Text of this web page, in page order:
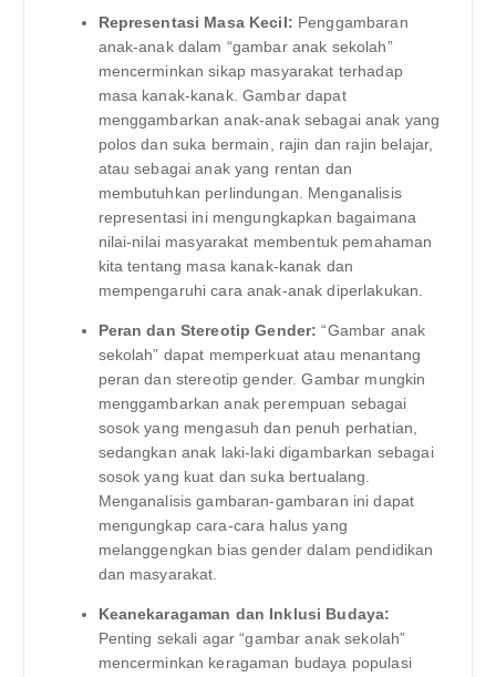
Representasi Masa Kecil: Penggambaran
anak-anak dalam “gambar anak sekolah”
mencerminkan sikap masyarakat terhadap
masa kanak-kanak. Gambar dapat
menggambarkan anak-anak sebagai anak yang
polos dan suka bermain, rajin dan rajin belajar,
atau sebagai anak yang rentan dan
membutuhkan perlindungan. Menganalisis
representasi ini mengungkapkan bagaimana
nilai-nilai masyarakat membentuk pemahaman
kita tentang masa kanak-kanak dan
mempengaruhi cara anak-anak diperlakukan.
Peran dan Stereotip Gender: “Gambar anak
sekolah” dapat memperkuat atau menantang
peran dan stereotip gender. Gambar mungkin
menggambarkan anak perempuan sebagai
sosok yang mengasuh dan penuh perhatian,
sedangkan anak laki-laki digambarkan sebagai
sosok yang kuat dan suka bertualang.
Menganalisis gambaran-gambaran ini dapat
mengungkap cara-cara halus yang
melanggengkan bias gender dalam pendidikan
dan masyarakat.
Keanekaragaman dan Inklusi Budaya:
Penting sekali agar “gambar anak sekolah”
mencerminkan keragaman budaya populasi